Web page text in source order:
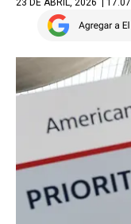
23 DE ABRIL, 2026 | 17.07